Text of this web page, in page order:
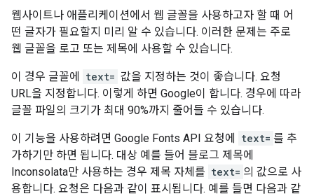
웹사이트나 애플리케이션에서 웹 글꼴을 사용하고자 할 때 어
떤 글자가 필요할지 미리 알 수 있습니다. 이러한 문제는 주로
웹 글꼴을 로고 또는 제목에 사용할 수 있습니다.
이 경우 글꼴에 text= 값을 지정하는 것이 좋습니다. 요청
URL을 지정합니다. 이렇게 하면 Google이 합니다. 경우에 따라
글꼴 파일의 크기가 최대 90%까지 줄어들 수 있습니다.
이 기능을 사용하려면 Google Fonts API 요청에 text= 를 추
가하기만 하면 됩니다. 대상 예를 들어 블로그 제목에
Inconsolata만 사용하는 경우 제목 자체를 text= 의 값으로 사
용합니다. 요청은 다음과 같이 표시됩니다. 예를 들면 다음과 같